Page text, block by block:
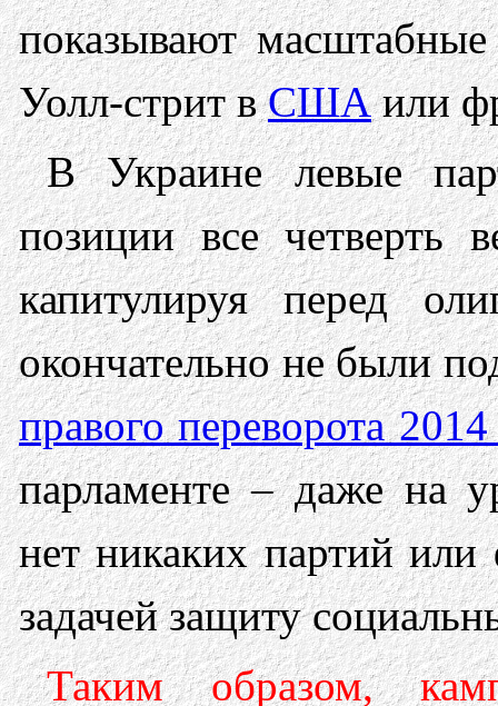
показывают
Уолл-стрит вСШАили
В Украине левые
позиции все четверть
капитулируя перед
окончательно не были
правого переворота 2014
парламенте – даже на
нет никаких партий или
задачей защиту
Таким образом,